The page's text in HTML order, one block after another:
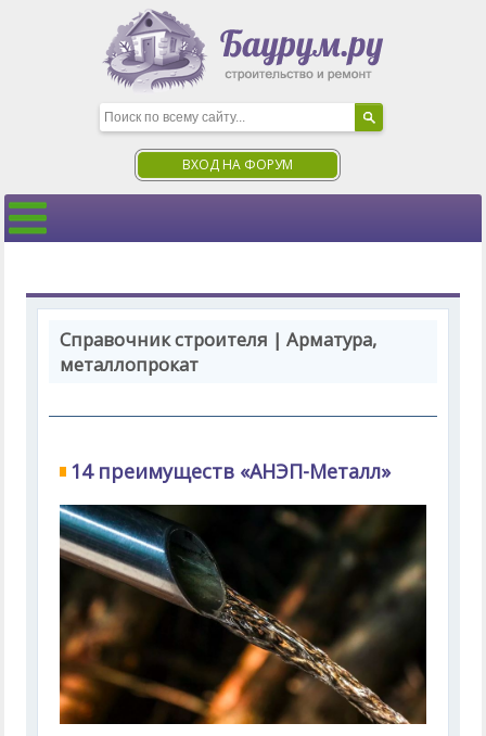
ВХОД НА ФОРУМ
Справочник строителя | Арматура,
металлопрокат
14 преимуществ «АНЭП-Металл»